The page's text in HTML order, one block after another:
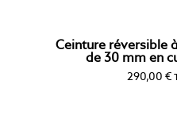
Ceinture réversible
de 30 mm en
290,00 €